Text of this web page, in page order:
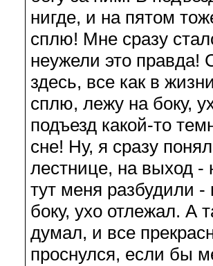
нигде, и на пятом
сплю! Мне сразу
неужели это правда!
здесь, все как в
сплю, лежу на боку,
подъезд какой-то
сне! Ну, я сразу
лестнице, на выход -
тут меня разбудили
боку, ухо отлежал. А
думал, и все
проснулся, если бы